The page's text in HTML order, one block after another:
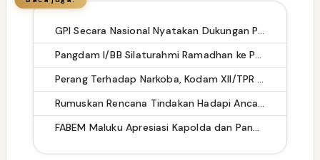
GPI Secara Nasional Nyatakan Dukungan Penuh atas Disahkannya Revisi UU TNI Nomor 34/2024
Pangdam I/BB Silaturahmi Ramadhan ke PT Aqua Farm Indonesia
Perang Terhadap Narkoba, Kodam XII/TPR Berhasil Gagalkan 12,9 Kg Sabu
Rumuskan Rencana Tindakan Hadapi Ancaman, Kasdam XII/Tpr Pimpin Rakor Rentinkon Kotamaops TNI Wilayah Kogabwilhan I TA 2024
FABEM Maluku Apresiasi Kapolda dan Pangdam XV/Pattimura atas Keberhasilan Jaga Keamanan